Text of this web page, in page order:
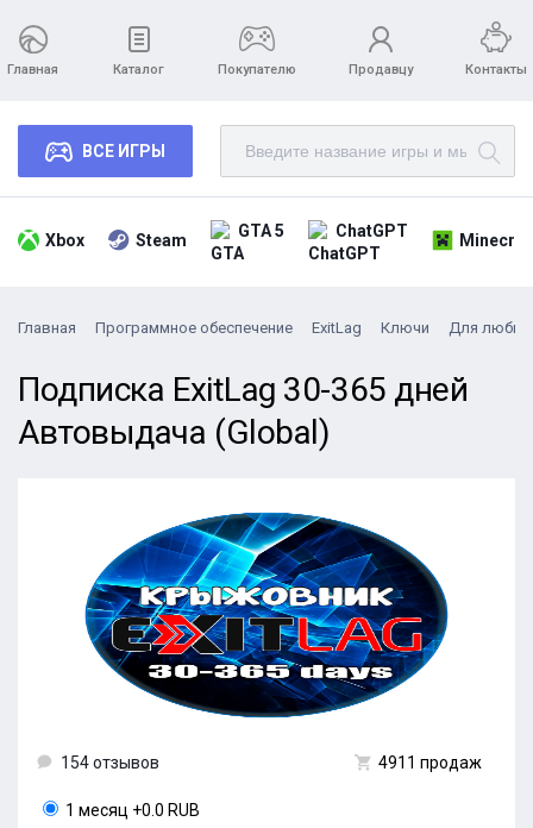
Главная Каталог Покупателю Продавцу Контакты
ВСЕ ИГРЫ
Xbox Steam GTA 5 ChatGPT
Главная Программное обеспечение ExitLag Ключи Для любых
Подписка ExitLag 30-365 дней
Автовыдача (Global)
154 отзывов 4911 продаж
1 месяц +0.0 RUB